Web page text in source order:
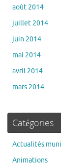
août 2014
juillet 2014
juin 2014
mai 2014
avril 2014
mars 2014
Catégories
Actualités
Animations